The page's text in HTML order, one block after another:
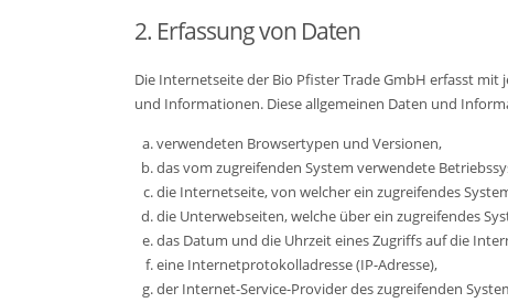
2. Erfassung von Daten
Die Internetseite der Bio Pfister Trade GmbH erfasst
und Informationen. Diese allgemeinen Daten und
verwendeten Browsertypen und Versionen,
das vom zugreifenden System verwendete
die Internetseite, von welcher ein zugreifendes
die Unterwebseiten, welche über ein zugreifendes
das Datum und die Uhrzeit eines Zugriffs auf die
eine Internetprotokolladresse (IP-Adresse),
der Internet-Service-Provider des zugreifenden